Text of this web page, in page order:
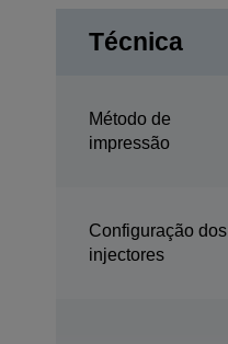
Técnica
Método de
impressão
Configuração dos
injectores